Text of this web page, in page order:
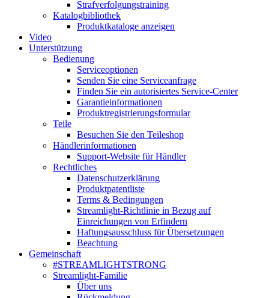
Strafverfolgungstraining
Katalogbibliothek
Produktkataloge anzeigen
Video
Unterstützung
Bedienung
Serviceoptionen
Senden Sie eine Serviceanfrage
Finden Sie ein autorisiertes Service-Center
Garantieinformationen
Produktregistrierungsformular
Teile
Besuchen Sie den Teileshop
Händlerinformationen
Support-Website für Händler
Rechtliches
Datenschutzerklärung
Produktpatentliste
Terms & Bedingungen
Streamlight-Richtlinie in Bezug auf
Einreichungen von Erfindern
Haftungsausschluss für Übersetzungen
Beachtung
Gemeinschaft
#STREAMLIGHTSTRONG
Streamlight-Familie
Über uns